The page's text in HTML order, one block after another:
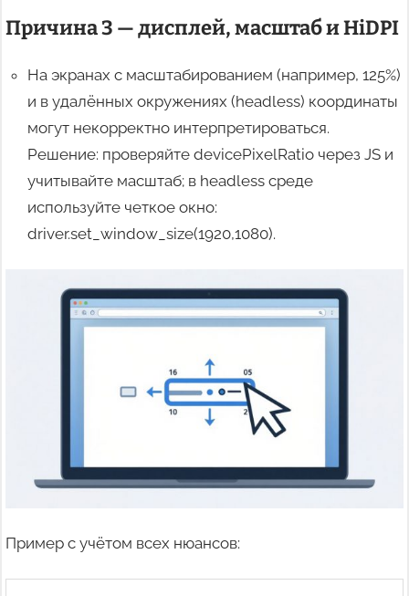
Причина 3 — дисплей, масштаб и HiDPI
На экранах с масштабированием (например, 125%)
и в удалённых окружениях (headless) координаты
могут некорректно интерпретироваться.
Решение: проверяйте devicePixelRatio через JS и
учитывайте масштаб; в headless среде
используйте четкое окно:
driver.set_window_size(1920,1080).
Пример с учётом всех нюансов: